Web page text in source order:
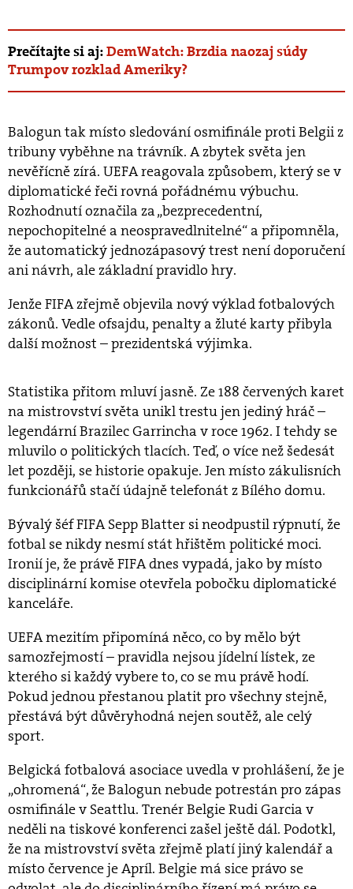
Prečítajte si aj:DemWatch: Brzdia naozaj súdy
Trumpov rozklad Ameriky?
Balogun tak místo sledování osmifinále proti Belgii z
tribuny vyběhne na trávník. A zbytek světa jen
nevěřícně zírá. UEFA reagovala způsobem, který se v
diplomatické řeči rovná pořádnému výbuchu.
Rozhodnutí označila za „bezprecedentní,
nepochopitelné a neospravedlnitelné“ a připomněla,
že automatický jednozápasový trest není doporučení
ani návrh, ale základní pravidlo hry.
Jenže FIFA zřejmě objevila nový výklad fotbalových
zákonů. Vedle ofsajdu, penalty a žluté karty přibyla
další možnost – prezidentská výjimka.
Statistika přitom mluví jasně. Ze 188 červených karet
na mistrovství světa unikl trestu jen jediný hráč –
legendární Brazilec Garrincha v roce 1962. I tehdy se
mluvilo o politických tlacích. Teď, o více než šedesát
let později, se historie opakuje. Jen místo zákulisních
funkcionářů stačí údajně telefonát z Bílého domu.
Bývalý šéf FIFA Sepp Blatter si neodpustil rýpnutí, že
fotbal se nikdy nesmí stát hřištěm politické moci.
Ironií je, že právě FIFA dnes vypadá, jako by místo
disciplinární komise otevřela pobočku diplomatické
kanceláře.
UEFA mezitím připomíná něco, co by mělo být
samozřejmostí – pravidla nejsou jídelní lístek, ze
kterého si každý vybere to, co se mu právě hodí.
Pokud jednou přestanou platit pro všechny stejně,
přestává být důvěryhodná nejen soutěž, ale celý
sport.
Belgická fotbalová asociace uvedla v prohlášení, že je
„ohromená“, že Balogun nebude potrestán pro zápas
osmifinále v Seattlu. Trenér Belgie Rudi Garcia v
neděli na tiskové konferenci zašel ještě dál. Podotkl,
že na mistrovství světa zřejmě platí jiný kalendář a
místo července je Apríl. Belgie má sice právo se